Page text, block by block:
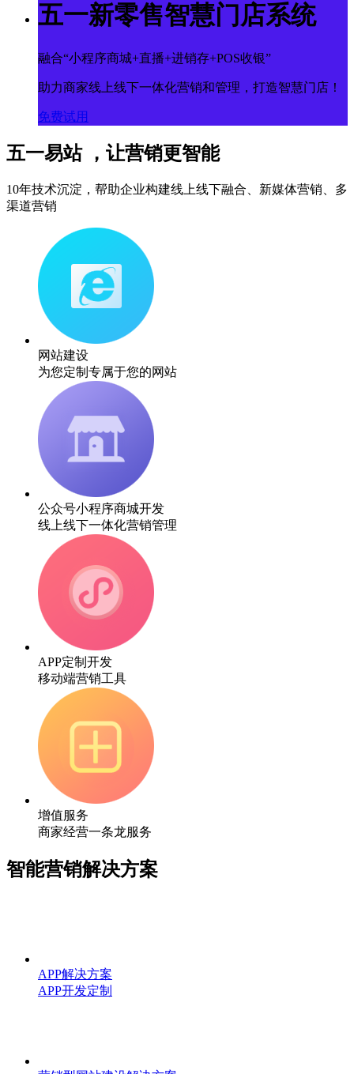
五一新零售智慧门店系统
融合“小程序商城+直播+进销存+POS收银”
助力商家线上线下一体化营销和管理，打造智慧门店！
免费试用
五一易站 ，让营销更智能
10年技术沉淀，帮助企业构建线上线下融合、新媒体营销、多
渠道营销
网站建设
为您定制专属于您的网站
公众号小程序商城开发
线上线下一体化营销管理
APP定制开发
移动端营销工具
增值服务
商家经营一条龙服务
智能营销解决方案
APP解决方案
APP开发定制